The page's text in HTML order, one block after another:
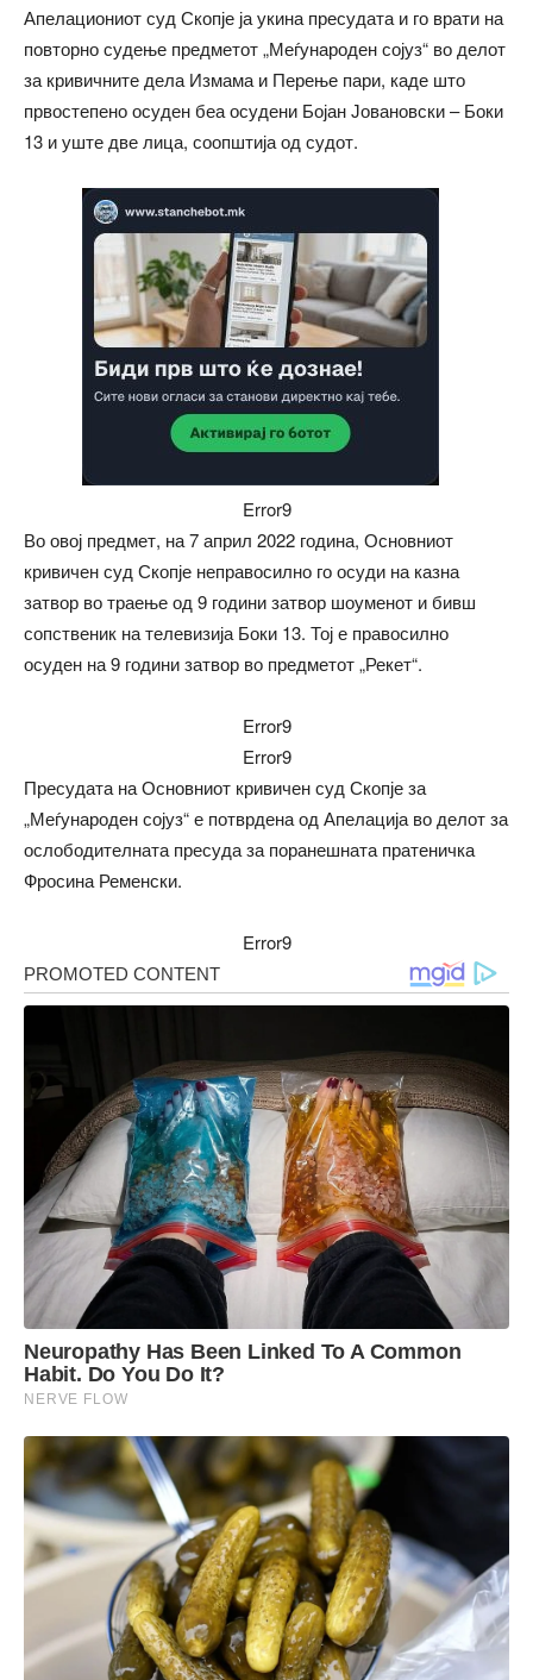
Апелациониот суд Скопје ја укина пресудата и го врати на
повторно судење предметот „Меѓународен сојуз“ во делот
за кривичните дела Измама и Перење пари, каде што
првостепено осуден беа осудени Бојан Јовановски – Боки
13 и уште две лица, соопштија од судот.
Error9
Во овој предмет, на 7 април 2022 година, Основниот
кривичен суд Скопје неправосилно го осуди на казна
затвор во траење од 9 години затвор шоуменот и бивш
сопственик на телевизија Боки 13. Тој е правосилно
осуден на 9 години затвор во предметот „Рекет“.
Error9
Error9
Пресудата на Основниот кривичен суд Скопје за
„Меѓународен сојуз“ е потврдена од Апелација во делот за
ослободителната пресуда за поранешната пратеничка
Фросина Ременски.
Error9